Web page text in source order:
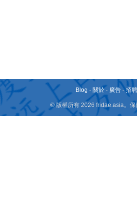
Blog - 關於 - 廣告 -招
© 版權所有 2026 fridae.asia。